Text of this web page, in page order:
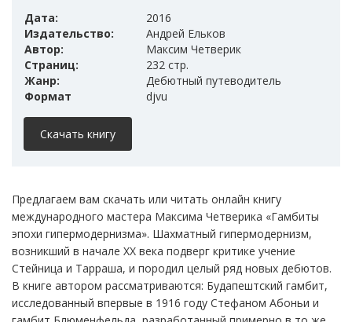
Дата:
2016
Издательство:
Андрей Ельков
Автор:
Максим Четверик
Страниц:
232 стр.
Жанр:
Дебютный путеводитель
Формат
djvu
Скачать книгу
Предлагаем вам скачать или читать онлайн книгу
международного мастера Максима Четверика «Гамбиты
эпохи гипермодернизма». Шахматный гипермодернизм,
возникший в начале XX века подверг критике учение
Стейница и Тарраша, и породил целый ряд новых дебютов.
В книге автором рассматриваются: Будапештский гамбит,
исследованный впервые в 1916 году Стефаном Абоньи и